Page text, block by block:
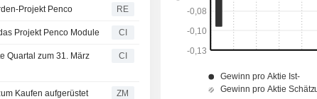
Projekt Penco RE
Projekt Penco Module CI
Quartal zum 31. März
CI
Markets zum Kaufen aufgerüstet ZM